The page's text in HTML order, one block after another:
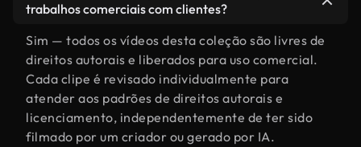
trabalhos comerciais com clientes?
Sim — todos os vídeos desta coleção são livres de
direitos autorais e liberados para uso comercial.
Cada clipe é revisado individualmente para
atender aos padrões de direitos autorais e
licenciamento, independentemente de ter sido
filmado por um criador ou gerado por IA.